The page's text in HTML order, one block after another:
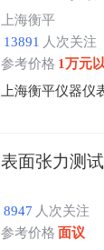
上海衡平
13891 人次关注
参考价格 1万元
上海衡平仪器仪
表面张力测
8947 人次关注
参考价格 面议